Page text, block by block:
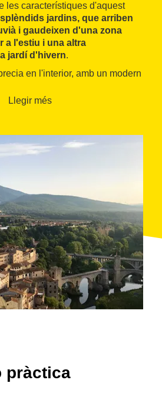
les característiques d'aquest
jardins, que arriben
i gaudeixen d'una zona
a l'estiu i una altra
jardí d'hivern.
en l'interior, amb un modern
llar de foc, una sala de reunions,
inclou deu habitacions, tres
amb bany i accés a Internet.
en el tracte és un dels
tot tipus d'esdeveniments.
Llegir més
pràctica